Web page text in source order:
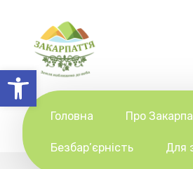
Відкрити Панель інструментів
Головна Про
Безбар’єрність Для